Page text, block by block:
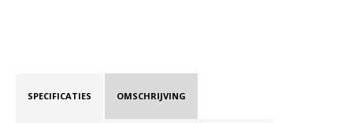
SPECIFICATIES OMSCHRIJVING